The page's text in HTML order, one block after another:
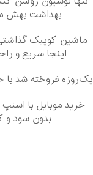
بهداشت بهش
ماشین کوییک
اینجا سریع و
یک‌روزه فروخته شد با
بدون سود و